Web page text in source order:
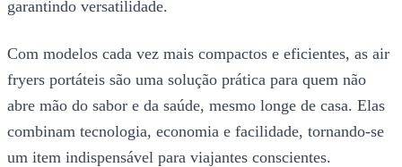
garantindo versatilidade.
Com modelos cada vez mais compactos e eficientes, as air
fryers portáteis são uma solução prática para quem não
abre mão do sabor e da saúde, mesmo longe de casa. Elas
combinam tecnologia, economia e facilidade, tornando-se
um item indispensável para viajantes conscientes.